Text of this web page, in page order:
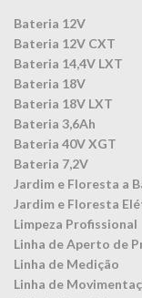
Bateria 12V
Bateria 12V CXT
Bateria 14,4V LXT
Bateria 18V
Bateria 18V LXT
Bateria 3,6Ah
Bateria 40V XGT
Bateria 7,2V
Jardim e Floresta a
Jardim e Floresta
Limpeza Profissional
Linha de Aperto de
Linha de Medição
Linha de